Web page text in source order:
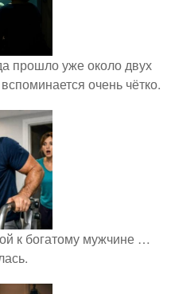
прошло уже около двух
очень чётко.
к богатому мужчине …